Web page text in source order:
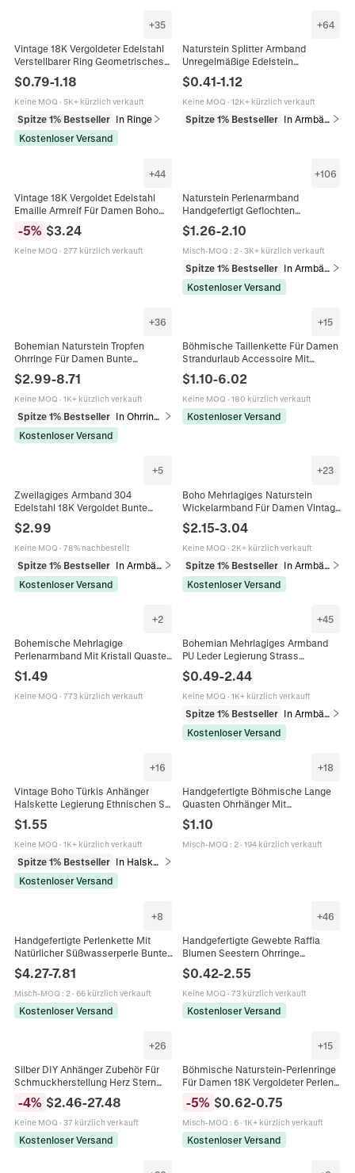
+35
Vintage 18K Vergoldeter Edelstahl
Verstellbarer Ring Geometrisches
Offenes Band Böhmischer
Modeschmuck Für Damen
$0.79-1.18
Keine MOQ · 5K+ kürzlich verkauft
Spitze 1% Bestseller In Ringe
Kostenloser Versand
+64
Naturstein Splitter Armband
Unregelmäßige Edelstein
Fragmente Elastisch Handgemacht
Boho Heilung Reiki Schmuck
Damen Herren
$0.41-1.12
Keine MOQ · 12K+ kürzlich verkauft
Spitze 1% Bestseller In Armbänder
+44
Vintage 18K Vergoldet Edelstahl
Emaille Armreif Für Damen Boho
Bunte Bemalte Blumenmuster
Klapparmreif Schmuck
-5% $3.24
Keine MOQ · 277 kürzlich verkauft
+106
Naturstein Perlenarmband
Handgefertigt Geflochten
Verstellbares Seil Boho Ethno
Vintage Schmuck Unisex
$1.26-2.10
Misch-MOQ : 2· 3K+ kürzlich verkauft
Spitze 1% Bestseller
In Armbänder
Kostenloser Versand
+36
Bohemian Naturstein Tropfen
Ohrringe Für Damen Bunte
Kaiserstein Marmor Textur
Geometrischer Schmuck
$2.99-8.71
Keine MOQ · 1K+ kürzlich verkauft
Spitze 1% Bestseller
In Ohrringe
Kostenloser Versand
+15
Böhmische Taillenkette Für Damen
Strandurlaub Accessoire Mit
Kunstperle Muschel Seestern
Legierungsglied Mehrlagiger
Körperschmuck
$1.10-6.02
Keine MOQ · 180 kürzlich verkauft
Kostenloser Versand
+5
Zweilagiges Armband 304
Edelstahl 18K Vergoldet Bunte
Anhänger Boho Schmuck Für
Damen
$2.99
Keine MOQ · 78% nachbestellt
Spitze 1% Bestseller
Kostenloser Versand
+23
Boho Mehrlagiges Naturstein
Wickelarmband Für Damen Vintage
Legierung Perlen Armband
Schmuck Geschenk
$2.15-3.04
Keine MOQ · 2K+ kürzlich verkauft
Spitze 1% Bestseller
Kostenloser Versand
+2
Bohemische Mehrlagige
Perlenarmband Mit Kristall Quaste
Elastischer Handgefertigter
Modeschmuck Für Frauen
$1.49
Keine MOQ · 773 kürzlich verkauft
+45
Bohemian Mehrlagiges Armband
PU Leder Legierung Strass
Magnetverschluss Kreuz
Lebensbaum Herz
Unendlichkeitsanhänger Damen
$0.49-2.44
Keine MOQ · 1K+ kürzlich verkauft
Spitze 1% Bestseller
In Armbänder
Kostenloser Versand
+16
Vintage Boho Türkis Anhänger
Halskette Legierung Ethnischen Stil
Schmuck Für Frauen Retro Titan
Stahlkette Zubehör
$1.55
Keine MOQ · 1K+ kürzlich verkauft
Spitze 1% Bestseller
In Halsketten
Kostenloser Versand
+18
Handgefertigte Böhmische Lange
Quasten Ohrhänger Mit
Natürlichem Bruchstein Und Eisen
Ohrringstecker Für Damen Mode
$1.10
Misch-MOQ : 2· 194 kürzlich verkauft
+8
Handgefertigte Perlenkette Mit
Natürlicher Süßwasserperle Bunter
Kristallstein Edelstahl Böhmischer
Sommerstil Für Damen
$4.27-7.81
Misch-MOQ : 2· 66 kürzlich verkauft
Kostenloser Versand
+46
Handgefertigte Gewebte Raffia
Blumen Seestern Ohrringe
Böhmischen Strand Urlaub Stil
Schmuck Für Frauen Bunt Zubehör
$0.42-2.55
Keine MOQ · 73 kürzlich verkauft
Kostenloser Versand
+26
Silber DIY Anhänger Zubehör Für
Schmuckherstellung Herz Stern
Böser Blick Charms Strass Inlaid
Bohemian Damen Modeschmuck
-4% $2.46-27.48
Keine MOQ · 37 kürzlich verkauft
Kostenloser Versand
+15
Böhmische Naturstein-Perlenringe
Für Damen 18K Vergoldeter Perlen-
Elastikring Bunter Edelstein-Achat-
Amethyst Handgefertigter
Schmuck
-5% $0.62-0.75
Misch-MOQ : 6· 1K+ kürzlich verkauft
Kostenloser Versand